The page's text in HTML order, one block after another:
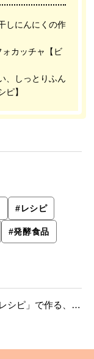
しにんにくの作
カッチャ【ビ
、しっとりふん
ピ】
#レシピ
#発酵食品
シピ」で作る、甘